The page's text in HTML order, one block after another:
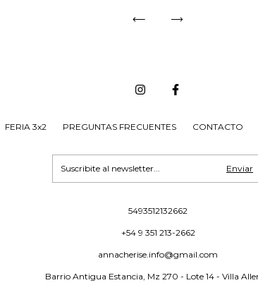
FERIA 3x2 PREGUNTAS FRECUENTES CONTACTO
5493512132662
+54 9 351 213-2662
annacherise.info@gmail.com
Barrio Antigua Estancia, Mz 270 - Lote 14 - Villa